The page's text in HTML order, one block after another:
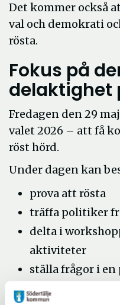
Det kommer också
val och demokrati
rösta.
Fokus på
delaktighet
Fredagen den 29
valet 2026 – att få
röst hörd.
Under dagen kan
prova att rösta
träffa politiker
delta i
aktiviteter
ställa frågor i
Dessutom delas